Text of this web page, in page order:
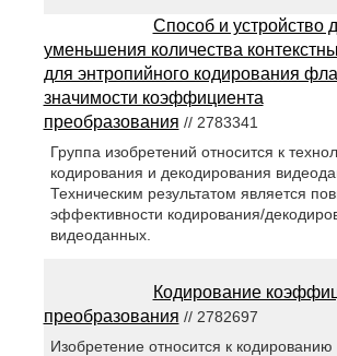
Способ и устройство
уменьшения количества
для энтропийного кодирования
значимости коэффициента
преобразования // 2783341
Группа изобретений относится к
кодирования и декодирования
Техническим результатом является
эффективности кодирования/
видеоданных.
Кодирование
преобразования // 2782697
Изобретение относится к кодированию